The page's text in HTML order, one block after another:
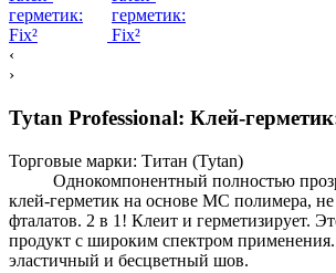
‹
›
Tytan Professional: Клей-
Торговые марки: Титан (Tytan)
Однокомпонентный полностью
клей-герметик на основе МС полимера,
фталатов. 2 в 1! Клеит и герметизирует.
продукт с широким спектром применения.
эластичный и бесцветный шов.